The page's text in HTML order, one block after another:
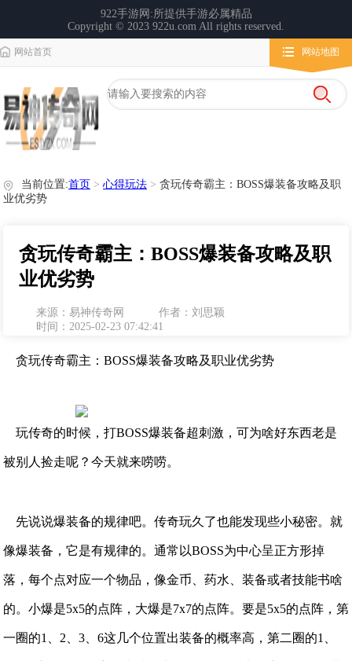
网站首页 网站地图
栏目导航
微变传奇
传奇攻略
心得玩法
当前位置:首页 > 心得玩法 > 贪玩传奇霸主：BOSS爆装备攻略及职
业优劣势
贪玩传奇霸主：BOSS爆装备攻略及职
业优劣势
来源：易神传奇网
作者：刘思颖
时间：2025-02-23 07:42:41
贪玩传奇霸主：BOSS爆装备攻略及职业优劣势
玩传奇的时候，打BOSS爆装备超刺激，可为啥好东西老是
被别人捡走呢？今天就来唠唠。
先说说爆装备的规律吧。传奇玩久了也能发现些小秘密。就
像爆装备，它是有规律的。通常以BOSS为中心呈正方形掉
落，每个点对应一个物品，像金币、药水、装备或者技能书啥
的。小爆是5x5的点阵，大爆是7x7的点阵。要是5x5的点阵，第
一圈的1、2、3、6这几个位置出装备的概率高，第二圈的1、